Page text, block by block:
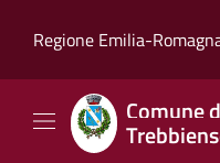
Regione Emilia-
Comune